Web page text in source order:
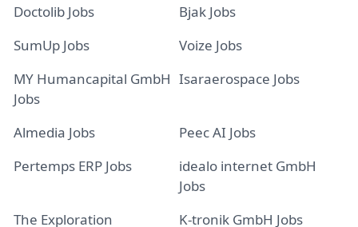
Doctolib Jobs
Bjak Jobs
SumUp Jobs
Voize Jobs
MY Humancapital GmbH
Jobs
Isaraerospace Jobs
Almedia Jobs
Peec AI Jobs
Pertemps ERP Jobs
idealo internet GmbH
Jobs
The Exploration
K-tronik GmbH Jobs